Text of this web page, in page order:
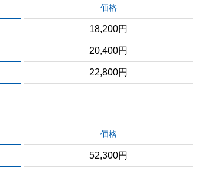
価格
18,200円
20,400円
22,800円
価格
52,300円